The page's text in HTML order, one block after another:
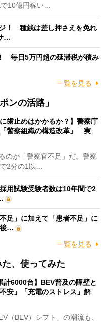
10億円稼い…
！ 種銭は差し押さえを免れ
…
毎日5万円超の延滞税が積み
一覧を見る
ンの活路」
歯止めはかかるか？】警察庁
警察組織の構造改革」 実
のが「警察官不足」だ。警察
2分の1以…
用試験受験者数は10年間で2
足」に加えて「患者不足」に
後…
一覧を見る
、使ってみた
計6000台】BEV普及の障壁と
安」「充電のストレス」解
（BEV）シフト」の潮流も、